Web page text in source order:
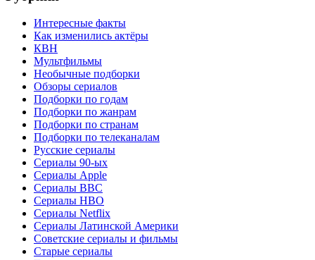
Интересные факты
Как изменились актёры
КВН
Мультфильмы
Необычные подборки
Обзоры сериалов
Подборки по годам
Подборки по жанрам
Подборки по странам
Подборки по телеканалам
Русские сериалы
Сериалы 90-ых
Сериалы Apple
Сериалы BBC
Сериалы HBO
Сериалы Netflix
Сериалы Латинской Америки
Советские сериалы и фильмы
Старые сериалы